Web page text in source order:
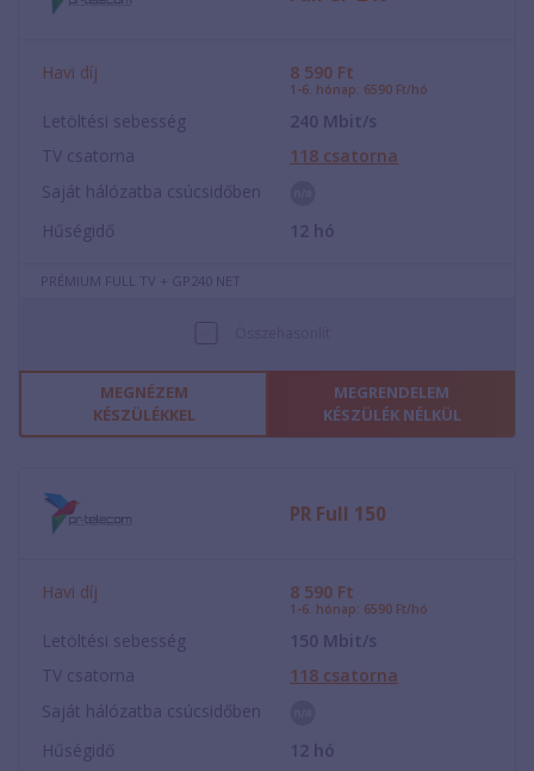
Havi díj 8 590 Ft
1-6. hónap: 6590 Ft/hó
Letöltési sebesség 240 Mbit/s
TV csatorna
118 csatorna
Saját hálózatba csúcsidőben
Hűségidő
12 hó
PRÉMIUM FULL TV + GP240 NET
MEGNÉZEM
KÉSZÜLÉKKEL
MEGRENDELEM
KÉSZÜLÉK NÉLKÜL
PR Full 150
Havi díj 8 590 Ft
1-6. hónap: 6590 Ft/hó
Letöltési sebesség 150 Mbit/s
TV csatorna
118 csatorna
Saját hálózatba csúcsidőben
Hűségidő
12 hó